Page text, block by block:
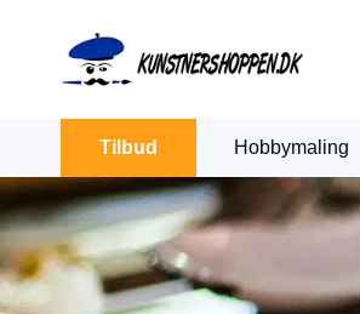
Tilbud Hobbymaling
Indkøbskurv
Din kurv er tom.